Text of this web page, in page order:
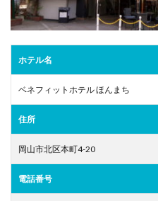
ホテル名
ベネフィットホテル ほんまち
住所
岡山市北区本町4-20
電話番号